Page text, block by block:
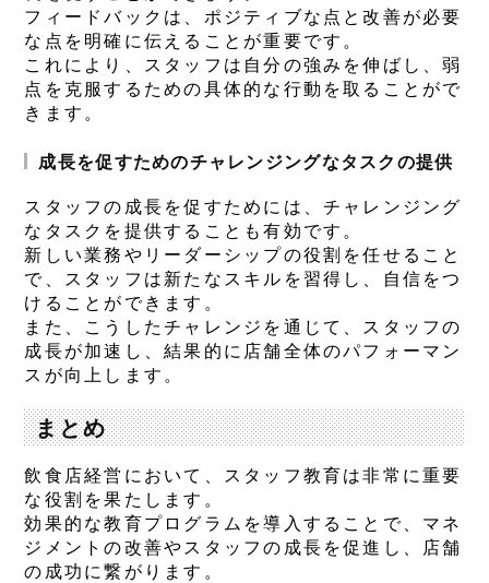
フィードバックは、ポジティブな点と改善が必要
な点を明確に伝えることが重要です。
これにより、スタッフは自分の強みを伸ばし、弱
点を克服するための具体的な行動を取ることがで
きます。
成長を促すためのチャレンジングなタスクの提供
スタッフの成長を促すためには、チャレンジング
なタスクを提供することも有効です。
新しい業務やリーダーシップの役割を任せること
で、スタッフは新たなスキルを習得し、自信をつ
けることができます。
また、こうしたチャレンジを通じて、スタッフの
成長が加速し、結果的に店舗全体のパフォーマン
スが向上します。
まとめ
飲食店経営において、スタッフ教育は非常に重要
な役割を果たします。
効果的な教育プログラムを導入することで、マネ
ジメントの改善やスタッフの成長を促進し、店舗
の成功に繋がります。